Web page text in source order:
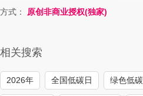
方式： 原创非商业授权(独家)
相关搜索
2026年 全国低碳日 绿色低碳